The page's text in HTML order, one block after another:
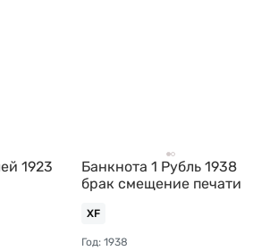
1923
Банкнота 1 Рубль 1938
брак смещение печати
XF
Год: 1938